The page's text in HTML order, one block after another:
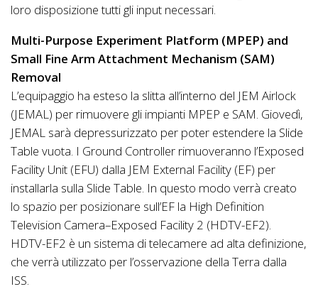
loro disposizione tutti gli input necessari.
Multi-Purpose Experiment Platform (MPEP) and
Small Fine Arm Attachment Mechanism (SAM)
Removal
L’equipaggio ha esteso la slitta all’interno del JEM Airlock
(JEMAL) per rimuovere gli impianti MPEP e SAM. Giovedì,
JEMAL sarà depressurizzato per poter estendere la Slide
Table vuota. I Ground Controller rimuoveranno l’Exposed
Facility Unit (EFU) dalla JEM External Facility (EF) per
installarla sulla Slide Table. In questo modo verrà creato
lo spazio per posizionare sull’EF la High Definition
Television Camera–Exposed Facility 2 (HDTV-EF2).
HDTV-EF2 è un sistema di telecamere ad alta definizione,
che verrà utilizzato per l’osservazione della Terra dalla
ISS.